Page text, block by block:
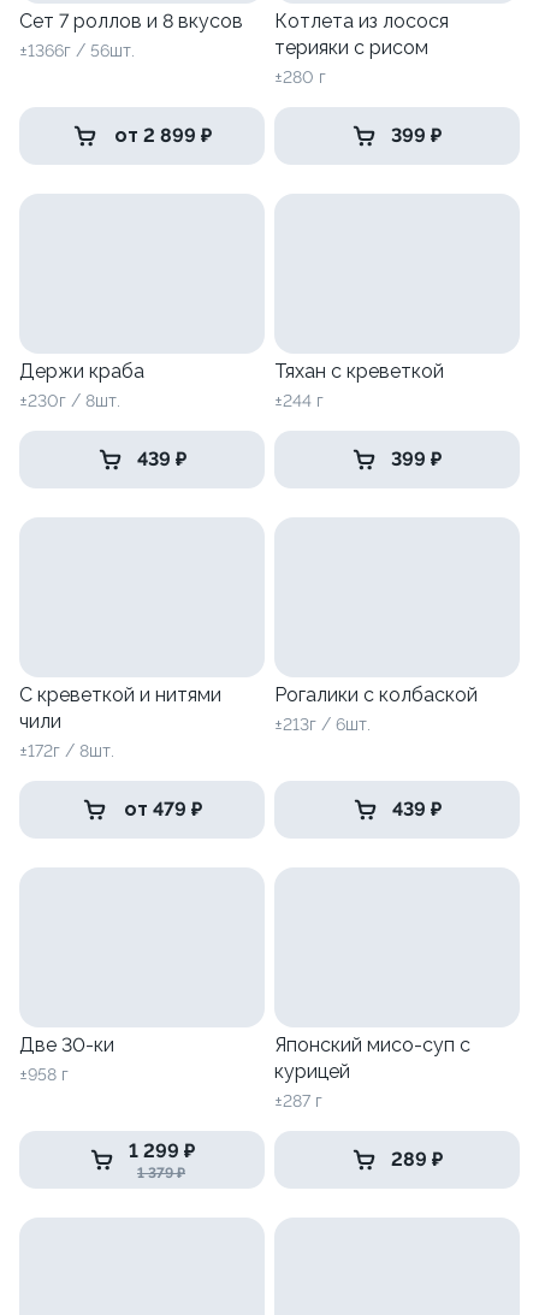
Сет 7 роллов и 8 вкусов
±1366г / 56шт.
от 2 899 ₽
Котлета из лосося
терияки с рисом
±280 г
399 ₽
Держи краба
±230г / 8шт.
439 ₽
Тяхан с креветкой
±244 г
399 ₽
С креветкой и нитями
чили
±172г / 8шт.
от 479 ₽
Рогалики с колбаской
±213г / 6шт.
439 ₽
Две 30-ки
±958 г
1 299 ₽
1 379 ₽
Японский мисо-суп с
курицей
±287 г
289 ₽